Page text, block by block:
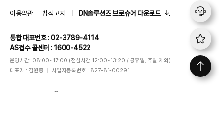
l
i
o
n
s
이용약관 법적고지 DN솔루션즈 브로슈어 다운로드
통합 대표번호 : 02-3789-4114
AS접수 콜센터 : 1600-4522
운영시간: 08:00~17:00 (점심시간 12:00~13:20 / 공휴일, 주말 제외)
대표자 : 김원종
사업자등록번호 : 827-81-00291
ⓒ